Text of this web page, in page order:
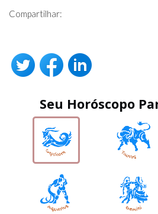
Compartilhar:
Seu Horóscopo